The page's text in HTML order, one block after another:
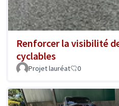
Renforcer la visibilité
cyclables
Projet lauréat 0